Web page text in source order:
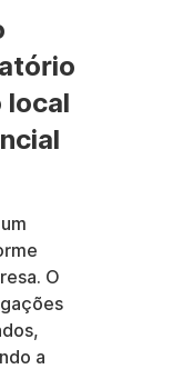
local
O
a